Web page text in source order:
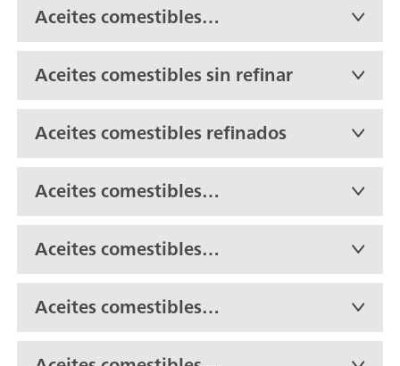
Aceites comestibles
nativos/vírgenes
Aceites comestibles sin refinar
Aceites comestibles refinados
Aceites comestibles
hidrogenados
Aceites comestibles
transesterificados
Aceites comestibles
fraccionados